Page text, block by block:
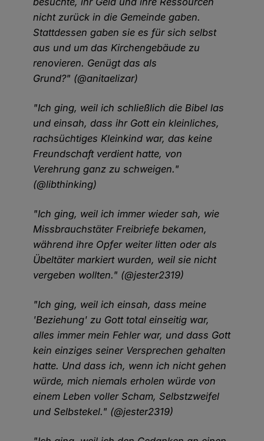
nicht zurück in die Gemeinde gaben.
Stattdessen gaben sie es für sich selbst
aus und um das Kirchengebäude zu
renovieren. Genügt das als
Grund?" (@anitaelizar)
"Ich ging, weil ich schließlich die Bibel las
und einsah, dass ihr Gott ein kleinliches,
rachsüchtiges Kleinkind war, das keine
Freundschaft verdient hatte, von
Verehrung ganz zu schweigen."
(@libthinking)
"Ich ging, weil ich immer wieder sah, wie
Missbrauchstäter Freibriefe bekamen,
während ihre Opfer weiter litten oder als
Übeltäter markiert wurden, weil sie nicht
vergeben wollten." (@jester2319)
"Ich ging, weil ich einsah, dass meine
'Beziehung' zu Gott total einseitig war,
alles immer mein Fehler war, und dass Gott
kein einziges seiner Versprechen gehalten
hatte. Und dass ich, wenn ich nicht gehen
würde, mich niemals erholen würde von
einem Leben voller Scham, Selbstzweifel
und Selbstekel." (@jester2319)